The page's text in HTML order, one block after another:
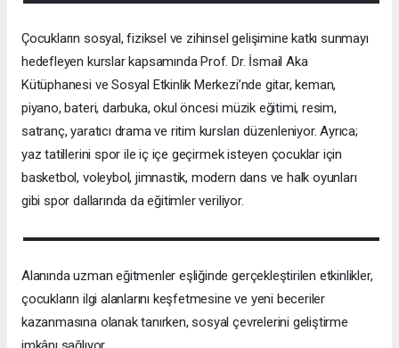
Çocukların sosyal, fiziksel ve zihinsel gelişimine katkı sunmayı
hedefleyen kurslar kapsamında Prof. Dr. İsmail Aka
Kütüphanesi ve Sosyal Etkinlik Merkezi’nde gitar, keman,
piyano, bateri, darbuka, okul öncesi müzik eğitimi, resim,
satranç, yaratıcı drama ve ritim kursları düzenleniyor. Ayrıca;
yaz tatillerini spor ile iç içe geçirmek isteyen çocuklar için
basketbol, voleybol, jimnastik, modern dans ve halk oyunları
gibi spor dallarında da eğitimler veriliyor.
Alanında uzman eğitmenler eşliğinde gerçekleştirilen etkinlikler,
çocukların ilgi alanlarını keşfetmesine ve yeni beceriler
kazanmasına olanak tanırken, sosyal çevrelerini geliştirme